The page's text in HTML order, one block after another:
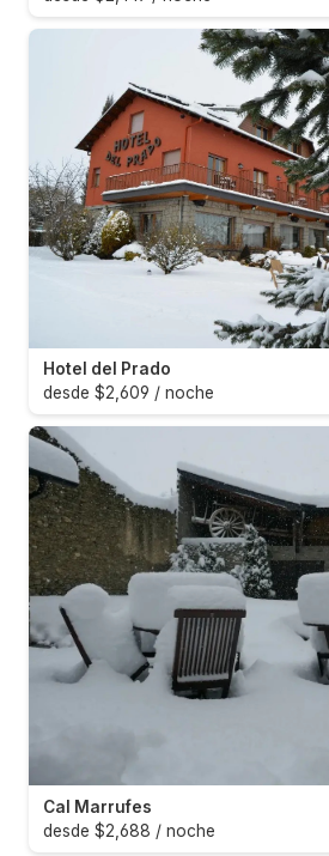
Hotel del Prado
desde $2,609 / noche
Cal Marrufes
desde $2,688 / noche